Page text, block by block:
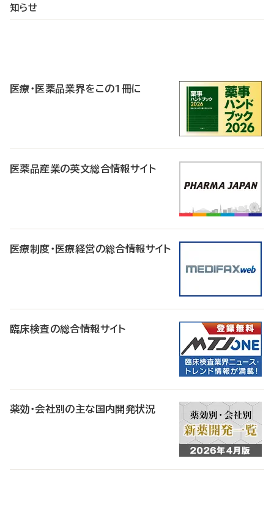
知らせ
医療・医薬品業界をこの1冊に
医薬品産業の英文総合情報サイト
医療制度・医療経営の総合情報サイト
臨床検査の総合情報サイト
薬効・会社別の主な国内開発状況